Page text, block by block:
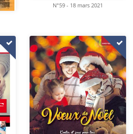
N°59 - 18 mars 2021